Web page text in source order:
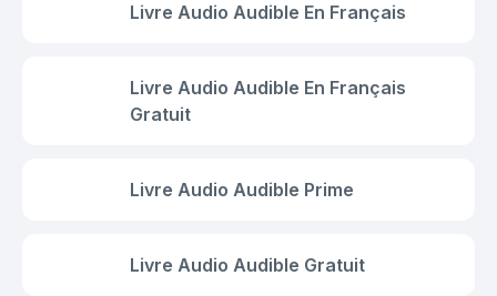
Livre Audio Audible En Français
Livre Audio Audible En Français
Gratuit
Livre Audio Audible Prime
Livre Audio Audible Gratuit